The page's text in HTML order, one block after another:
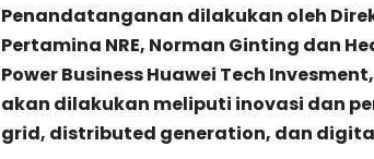
Penandatanganan dilakukan oleh
Pertamina NRE, Norman Ginting dan
Power Business Huawei Tech
akan dilakukan meliputi inovasi dan
grid, distributed generation, dan